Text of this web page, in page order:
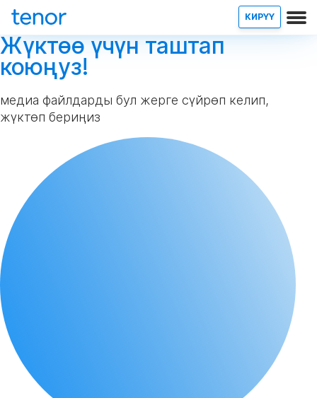
КИРҮҮ
Жүктөө үчүн таштап
коюңуз!
медиа файлдарды бул жерге сүйрөп келип,
жүктөп бериңиз